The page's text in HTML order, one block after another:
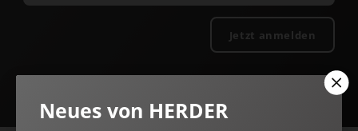
Jetzt anmelden
Neues von HERDER